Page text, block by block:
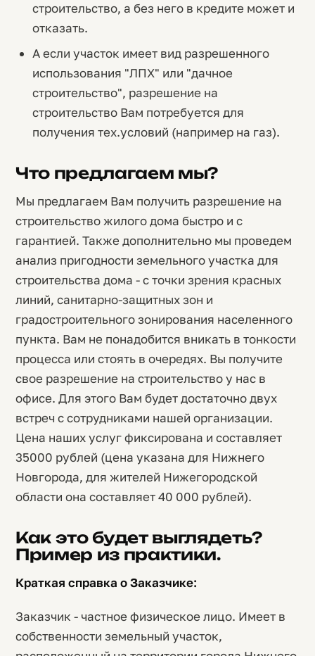
строительство, а без него в кредите может и
отказать.
А если участок имеет вид разрешенного
использования "ЛПХ" или "дачное
строительство", разрешение на
строительство Вам потребуется для
получения тех.условий (например на газ).
Что предлагаем мы?
Мы предлагаем Вам получить разрешение на
строительство жилого дома быстро и с
гарантией. Также дополнительно мы проведем
анализ пригодности земельного участка для
строительства дома - с точки зрения красных
линий, санитарно-защитных зон и
градостроительного зонирования населенного
пункта. Вам не понадобится вникать в тонкости
процесса или стоять в очередях. Вы получите
свое разрешение на строительство у нас в
офисе. Для этого Вам будет достаточно двух
встреч с сотрудниками нашей организации.
Цена наших услуг фиксирована и составляет
35000 рублей (цена указана для Нижнего
Новгорода, для жителей Нижегородской
области она составляет 40 000 рублей).
Как это будет выглядеть?
Пример из практики.
Краткая справка о Заказчике:
Заказчик - частное физическое лицо. Имеет в
собственности земельный участок,